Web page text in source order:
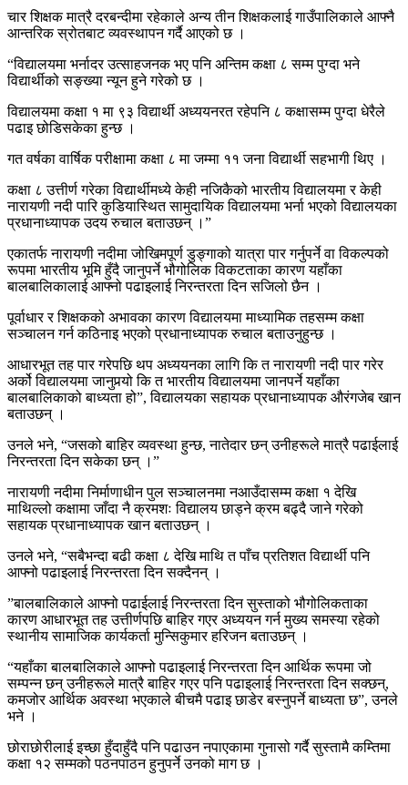
चार शिक्षक मात्रै दरबन्दीमा रहेकाले अन्य तीन शिक्षकलाई गाउँपालिकाले आफ्नै
आन्तरिक स्रोतबाट व्यवस्थापन गर्दै आएको छ ।
“विद्यालयमा भर्नादर उत्साहजनक भए पनि अन्तिम कक्षा ८ सम्म पुग्दा भने
विद्यार्थीको सङ्ख्या न्यून हुने गरेको छ ।
विद्यालयमा कक्षा १ मा ९३ विद्यार्थी अध्ययनरत रहेपनि ८ कक्षासम्म पुग्दा धेरैले
पढाइ छोडिसकेका हुन्छ ।
गत वर्षका वार्षिक परीक्षामा कक्षा ८ मा जम्मा ११ जना विद्यार्थी सहभागी थिए ।
कक्षा ८ उत्तीर्ण गरेका विद्यार्थीमध्ये केही नजिकैको भारतीय विद्यालयमा र केही
नारायणी नदी पारि कुडियास्थित सामुदायिक विद्यालयमा भर्ना भएको विद्यालयका
प्रधानाध्यापक उदय रुचाल बताउछन् ।”
एकातर्फ नारायणी नदीमा जोखिमपूर्ण डुङ्गाको यात्रा पार गर्नुपर्ने वा विकल्पको
रूपमा भारतीय भूमि हुँदै जानुपर्ने भौगोलिक विकटताका कारण यहाँका
बालबालिकालाई आफ्नो पढाइलाई निरन्तरता दिन सजिलो छैन ।
पूर्वाधार र शिक्षकको अभावका कारण विद्यालयमा माध्यामिक तहसम्म कक्षा
सञ्चालन गर्न कठिनाइ भएको प्रधानाध्यापक रुचाल बताउनुहुन्छ ।
आधारभूत तह पार गरेपछि थप अध्ययनका लागि कि त नारायणी नदी पार गरेर
अर्को विद्यालयमा जानुपर्‍यो कि त भारतीय विद्यालयमा जानपर्ने यहाँका
बालबालिकाको बाध्यता हो”, विद्यालयका सहायक प्रधानाध्यापक औरंगजेब खान
बताउछन् ।
उनले भने, “जसको बाहिर व्यवस्था हुन्छ, नातेदार छन् उनीहरूले मात्रै पढाईलाई
निरन्तरता दिन सकेका छन् ।”
नारायणी नदीमा निर्माणाधीन पुल सञ्चालनमा नआउँदासम्म कक्षा १ देखि
माथिल्लो कक्षामा जाँदा नै क्रमशः विद्यालय छाड्ने क्रम बढ्दै जाने गरेको
सहायक प्रधानाध्यापक खान बताउछन् ।
उनले भने, “सबैभन्दा बढी कक्षा ८ देखि माथि त पाँच प्रतिशत विद्यार्थी पनि
आफ्नो पढाइलाई निरन्तरता दिन सक्दैनन् ।
”बालबालिकाले आफ्नो पढाईलाई निरन्तरता दिन सुस्ताको भौगोलिकताका
कारण आधारभूत तह उत्तीर्णपछि बाहिर गएर अध्ययन गर्न मुख्य समस्या रहेको
स्थानीय सामाजिक कार्यकर्ता मुन्सिकुमार हरिजन बताउछन् ।
“यहाँका बालबालिकाले आफ्नो पढाइलाई निरन्तरता दिन आर्थिक रूपमा जो
सम्पन्न छन् उनीहरूले मात्रै बाहिर गएर पनि पढाइलाई निरन्तरता दिन सक्छन्,
कमजोर आर्थिक अवस्था भएकाले बीचमै पढाइ छाडेर बस्नुपर्ने बाध्यता छ”, उनले
भने ।
छोराछोरीलाई इच्छा हुँदाहुँदै पनि पढाउन नपाएकामा गुनासो गर्दै सुस्तामै कम्तिमा
कक्षा १२ सम्मको पठनपाठन हुनुपर्ने उनको माग छ ।